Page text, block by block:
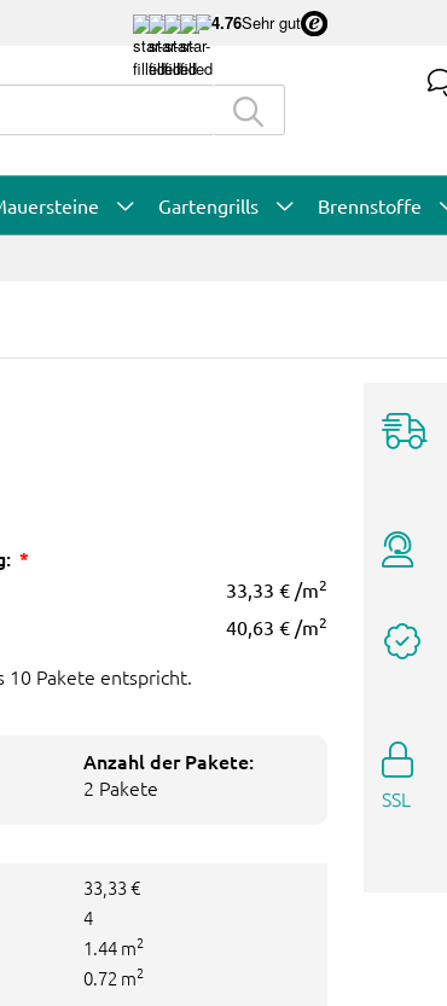
4.76Sehr gut
Gartengrills Brennstoffe
33,33 € /m2
40,63 € /m2
10 Pakete entspricht.
Anzahl der Pakete:
2 Pakete
33,33 €
4
1.44 m2
0.72 m2
SSL